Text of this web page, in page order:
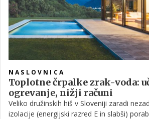
NASLOVNICA
Toplotne črpalke zrak-voda:
ogrevanje, nižji računi
Veliko družinskih hiš v Sloveniji zaradi
izolacije (energijski razred E in slabši)